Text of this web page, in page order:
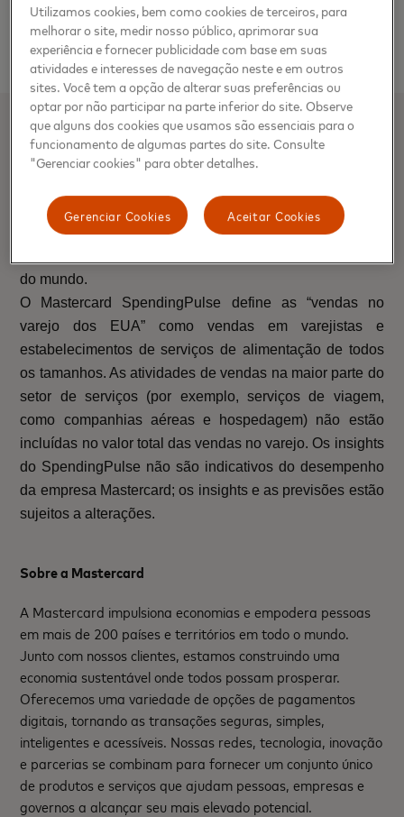
Nos estados, dois se repetem: Santa Catarina (10,8%) e
Ceará (9,7%), com Sergipe (9,9%) entre eles.
Sobre Mastercard SpendingPulse
nacional com base em insights agregados e
anonimizados da Mastercard, representando todos os
do mundo.
O Mastercard SpendingPulse define as “vendas no
varejo dos EUA” como vendas em varejistas e
estabelecimentos de serviços de alimentação de todos
os tamanhos. As atividades de vendas na maior parte do
setor de serviços (por exemplo, serviços de viagem,
como companhias aéreas e hospedagem) não estão
incluídas no valor total das vendas no varejo. Os insights
do SpendingPulse não são indicativos do desempenho
da empresa Mastercard; os insights e as previsões estão
sujeitos a alterações.
Sobre a Mastercard
A Mastercard impulsiona economias e empodera pessoas
em mais de 200 países e territórios em todo o mundo.
Junto com nossos clientes, estamos construindo uma
economia sustentável onde todos possam prosperar.
Oferecemos uma variedade de opções de pagamentos
digitais, tornando as transações seguras, simples,
inteligentes e acessíveis. Nossas redes, tecnologia, inovação
e parcerias se combinam para fornecer um conjunto único
de produtos e serviços que ajudam pessoas, empresas e
governos a alcançar seu mais elevado potencial.
Utilizamos cookies, bem como cookies de terceiros, para
melhorar o site, medir nosso público, aprimorar sua
experiência e fornecer publicidade com base em suas
atividades e interesses de navegação neste e em outros
sites. Você tem a opção de alterar suas preferências ou
optar por não participar na parte inferior do site. Observe
que alguns dos cookies que usamos são essenciais para o
funcionamento de algumas partes do site. Consulte
"Gerenciar cookies" para obter detalhes.
Aceitar Cookies
Gerenciar Cookies